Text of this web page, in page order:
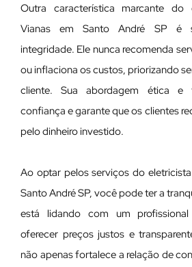
Outra característica marcante do
Vianas em Santo André SP é
integridade. Ele nunca recomenda
ou inflaciona os custos, priorizando
cliente. Sua abordagem ética e
confiança e garante que os clientes
pelo dinheiro investido.
Ao optar pelos serviços do
Santo André SP, você pode ter a
está lidando com um
oferecer preços justos e
não apenas fortalece a relação de